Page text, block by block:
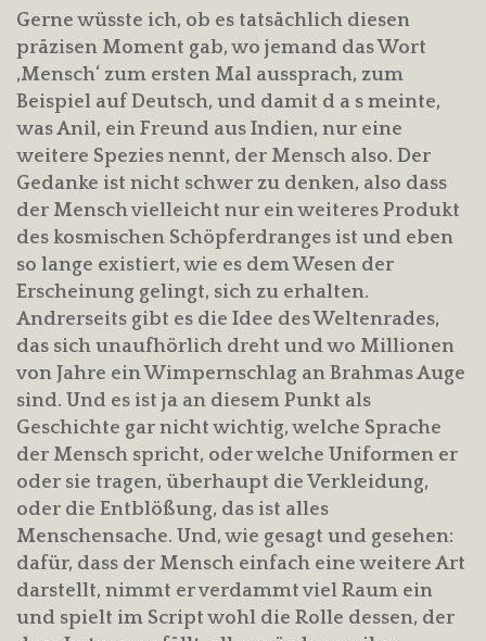
Gerne wüsste ich, ob es tatsächlich diesen
präzisen Moment gab, wo jemand das Wort
‚Mensch‘ zum ersten Mal aussprach, zum
Beispiel auf Deutsch, und damit d a s meinte,
was Anil, ein Freund aus Indien, nur eine
weitere Spezies nennt, der Mensch also. Der
Gedanke ist nicht schwer zu denken, also dass
der Mensch vielleicht nur ein weiteres Produkt
des kosmischen Schöpferdranges ist und eben
so lange existiert, wie es dem Wesen der
Erscheinung gelingt, sich zu erhalten.
Andrerseits gibt es die Idee des Weltenrades,
das sich unaufhörlich dreht und wo Millionen
von Jahre ein Wimpernschlag an Brahmas Auge
sind. Und es ist ja an diesem Punkt als
Geschichte gar nicht wichtig, welche Sprache
der Mensch spricht, oder welche Uniformen er
oder sie tragen, überhaupt die Verkleidung,
oder die Entblößung, das ist alles
Menschensache. Und, wie gesagt und gesehen:
dafür, dass der Mensch einfach eine weitere Art
darstellt, nimmt er verdammt viel Raum ein
und spielt im Script wohl die Rolle dessen, der